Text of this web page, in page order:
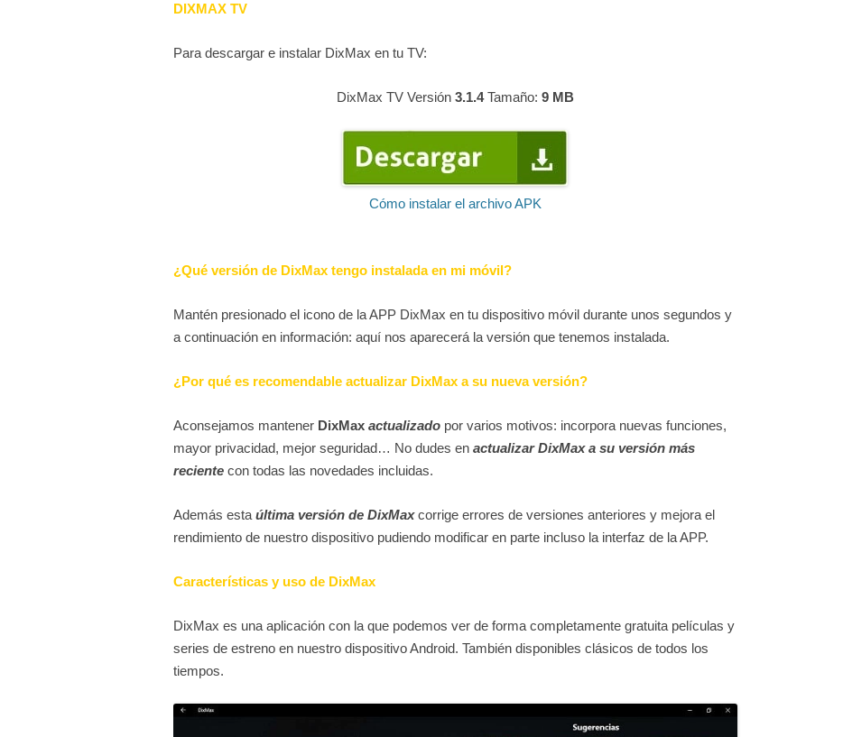
DIXMAX TV
Para descargar e instalar DixMax en tu TV:
DixMax TV Versión 3.1.4Tamaño: 9 MB
Cómo instalar el archivo APK
¿Qué versión de DixMax tengo instalada en mi móvil?
Mantén presionado el icono de la APP DixMax en tu dispositivo móvil durante unos segundos y
a continuación en información: aquí nos aparecerá la versión que tenemos instalada.
¿Por qué es recomendable actualizar DixMax a su nueva versión?
Aconsejamos mantener DixMax actualizado por varios motivos: incorpora nuevas funciones,
mayor privacidad, mejor seguridad… No dudes en actualizar DixMax a su versión más
reciente con todas las novedades incluidas.
Además esta última versión de DixMaxcorrige errores de versiones anteriores y mejora el
rendimiento de nuestro dispositivo pudiendo modificar en parte incluso la interfaz de la APP.
Características y uso de DixMax
DixMax es una aplicación con la que podemos ver de forma completamente gratuita películas y
series de estreno en nuestro dispositivo Android. También disponibles clásicos de todos los
tiempos.